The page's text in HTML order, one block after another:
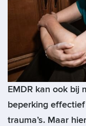
EMDR kan ook bij
beperking
trauma’s. Maar